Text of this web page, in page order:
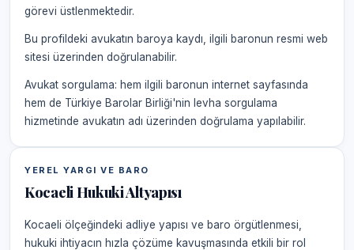
görevi üstlenmektedir.
Bu profildeki avukatın baroya kaydı, ilgili baronun resmi web
sitesi üzerinden doğrulanabilir.
Avukat sorgulama: hem ilgili baronun internet sayfasında
hem de Türkiye Barolar Birliği'nin levha sorgulama
hizmetinde avukatın adı üzerinden doğrulama yapılabilir.
YEREL YARGI VE BARO
Kocaeli Hukuki Altyapısı
Kocaeli ölçeğindeki adliye yapısı ve baro örgütlenmesi,
hukuki ihtiyacın hızla çözüme kavuşmasında etkili bir rol